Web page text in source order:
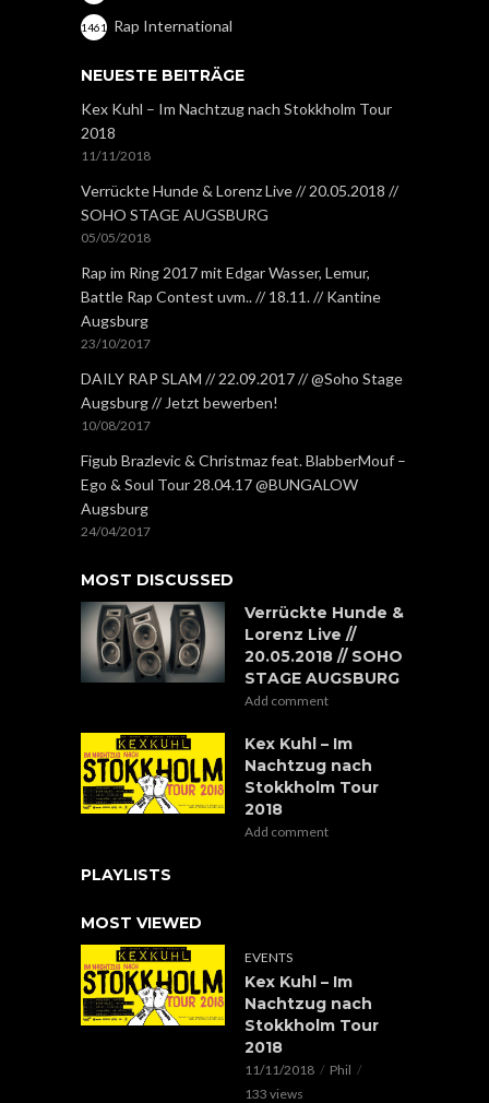
Rap International
1461
NEUESTE BEITRÄGE
Kex Kuhl – Im Nachtzug nach Stokkholm Tour
2018
11/11/2018
Verrückte Hunde & Lorenz Live // 20.05.2018 //
SOHO STAGE AUGSBURG
05/05/2018
Rap im Ring 2017 mit Edgar Wasser, Lemur,
Battle Rap Contest uvm.. // 18.11. // Kantine
Augsburg
23/10/2017
DAILY RAP SLAM // 22.09.2017 // @Soho Stage
Augsburg // Jetzt bewerben!
10/08/2017
Figub Brazlevic & Christmaz feat. BlabberMouf –
Ego & Soul Tour 28.04.17 @BUNGALOW
Augsburg
24/04/2017
MOST DISCUSSED
Verrückte Hunde &
Lorenz Live //
20.05.2018 // SOHO
STAGE AUGSBURG
Add comment
Kex Kuhl – Im
Nachtzug nach
Stokkholm Tour
2018
Add comment
PLAYLISTS
MOST VIEWED
EVENTS
Kex Kuhl – Im
Nachtzug nach
Stokkholm Tour
2018
11/11/2018
Phil
133 views